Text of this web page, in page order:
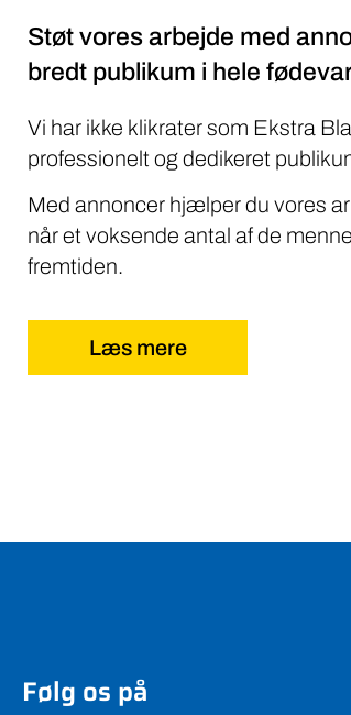
Støt vores arbejde med
bredt publikum i hele
Vi har ikke klikrater som Ekstra
professionelt og dedikeret
Med annoncer hjælper du vores
når et voksende antal af de
fremtiden.
Læs mere
Følg os på